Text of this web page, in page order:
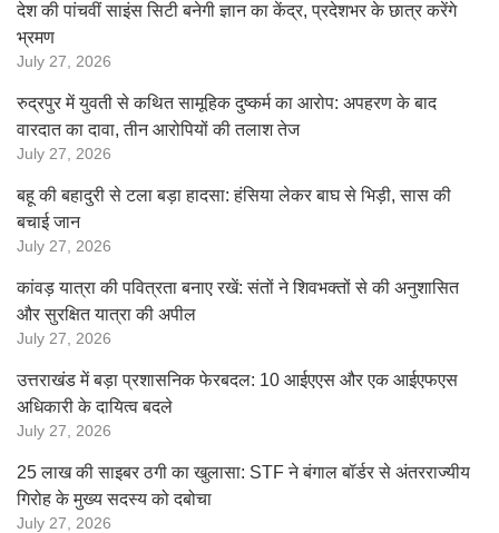
देश की पांचवीं साइंस सिटी बनेगी ज्ञान का केंद्र, प्रदेशभर के छात्र करेंगे
भ्रमण
July 27, 2026
रुद्रपुर में युवती से कथित सामूहिक दुष्कर्म का आरोप: अपहरण के बाद
वारदात का दावा, तीन आरोपियों की तलाश तेज
July 27, 2026
बहू की बहादुरी से टला बड़ा हादसा: हंसिया लेकर बाघ से भिड़ी, सास की
बचाई जान
July 27, 2026
कांवड़ यात्रा की पवित्रता बनाए रखें: संतों ने शिवभक्तों से की अनुशासित
और सुरक्षित यात्रा की अपील
July 27, 2026
उत्तराखंड में बड़ा प्रशासनिक फेरबदल: 10 आईएएस और एक आईएफएस
अधिकारी के दायित्व बदले
July 27, 2026
25 लाख की साइबर ठगी का खुलासा: STF ने बंगाल बॉर्डर से अंतरराज्यीय
गिरोह के मुख्य सदस्य को दबोचा
July 27, 2026